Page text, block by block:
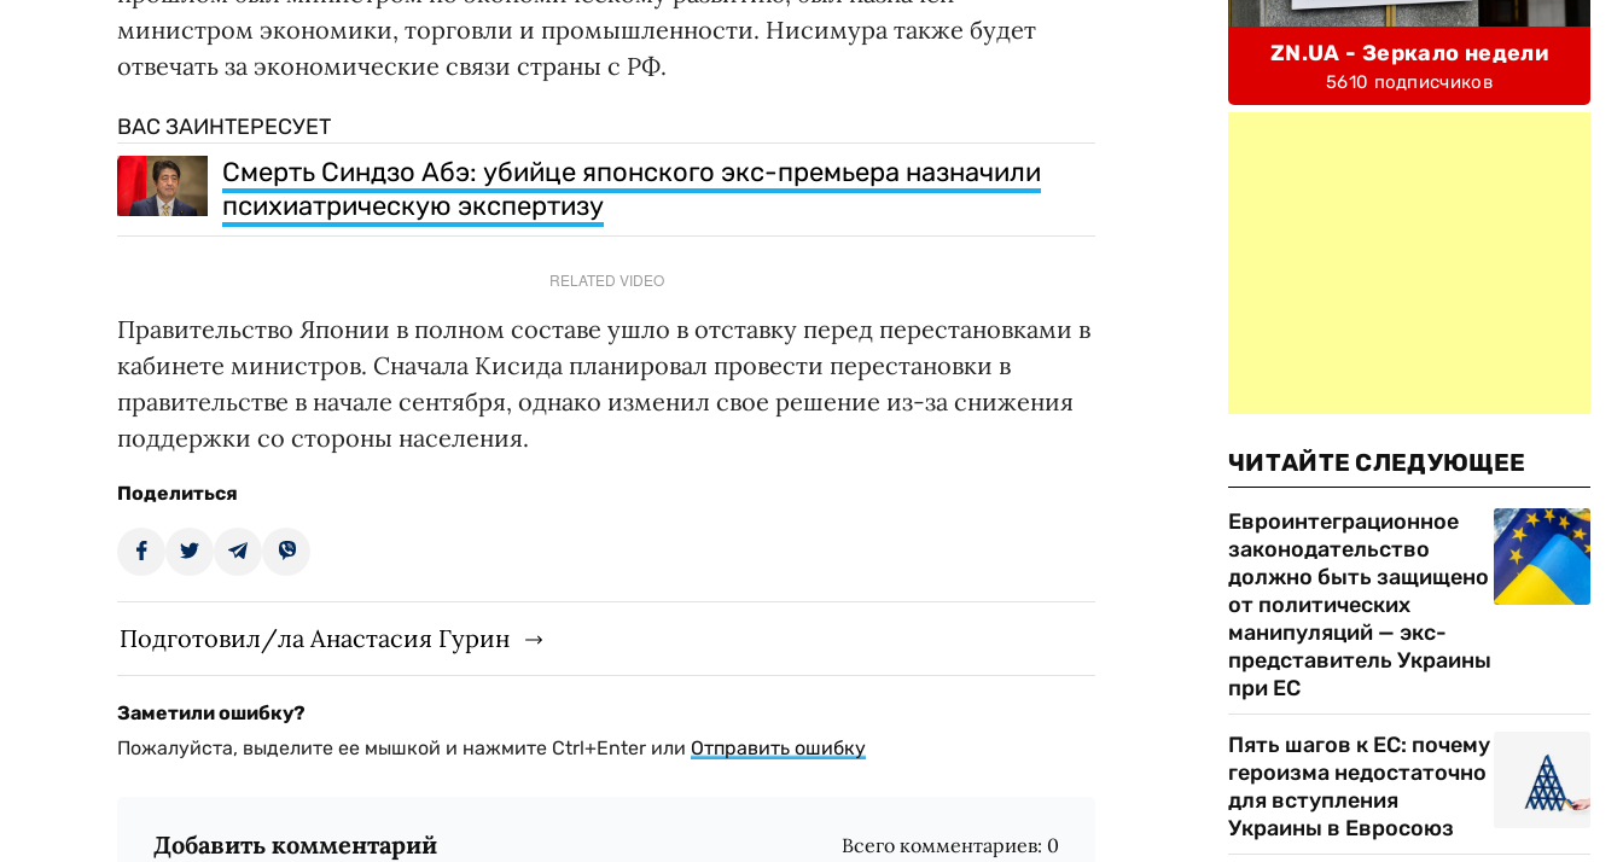
министром экономики, торговли и промышленности. Нисимура также будет
отвечать за экономические связи страны с РФ.
ВАС ЗАИНТЕРЕСУЕТ
Смерть Синдзо Абэ: убийце японского экс-премьера назначили
психиатрическую экспертизу
RELATED VIDEO
Правительство Японии в полном составе ушло в отставку перед перестановками в
кабинете министров. Сначала Кисида планировал провести перестановки в
правительстве в начале сентября, однако изменил свое решение из-за снижения
поддержки со стороны населения.
Поделиться
Подготовил/ла Анастасия Гурин
Заметили ошибку?
Пожалуйста, выделите ее мышкой и нажмите Ctrl+Enter или Отправить ошибку
Добавить комментарий Всего комментариев: 0
ZN.UA - Зеркало недели
5610 подписчиков
ЧИТАЙТЕ СЛЕДУЮЩЕЕ
Евроинтеграционное
законодательство
должно быть защищено
от политических
манипуляций — экс-
представитель Украины
при ЕС
Пять шагов к ЕС: почему
героизма недостаточно
для вступления
Украины в Евросоюз